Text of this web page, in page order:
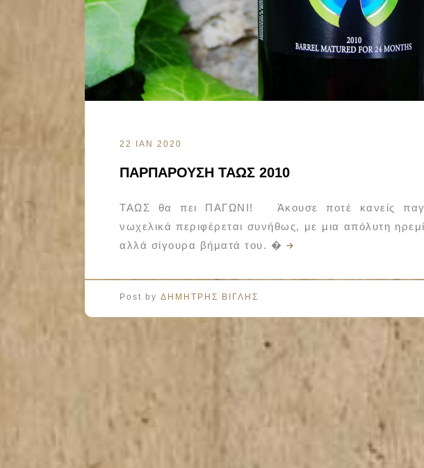
22 ΙΑΝ 2020
ΠΑΡΠΑΡΟΥΣΗ ΤΑΩΣ 2010
ΤΑΩΣ θα πει ΠΑΓΩΝΙ! Άκουσε ποτέ κανείς
νωχελικά περιφέρεται συνήθως, με μια απόλυτη
αλλά σίγουρα βήματά του. �
Post by ΔΗΜΗΤΡΗΣ ΒΙΓΛΗΣ